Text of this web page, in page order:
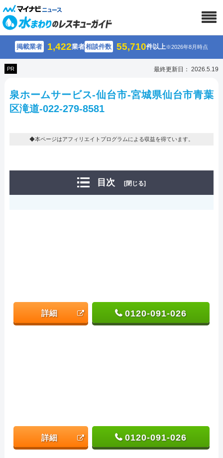
掲載業者 1,422業者相談件数 55,710件以上※2026年8月時点
PR 最終更新日： 2026.5.19
泉ホームサービス-仙台市-宮城県仙台市青葉
区滝道-022-279-8581
◆本ページはアフィリエイトプログラムによる収益を得ています。
目次 [閉じる]
詳細 0120-091-026
詳細 0120-091-026